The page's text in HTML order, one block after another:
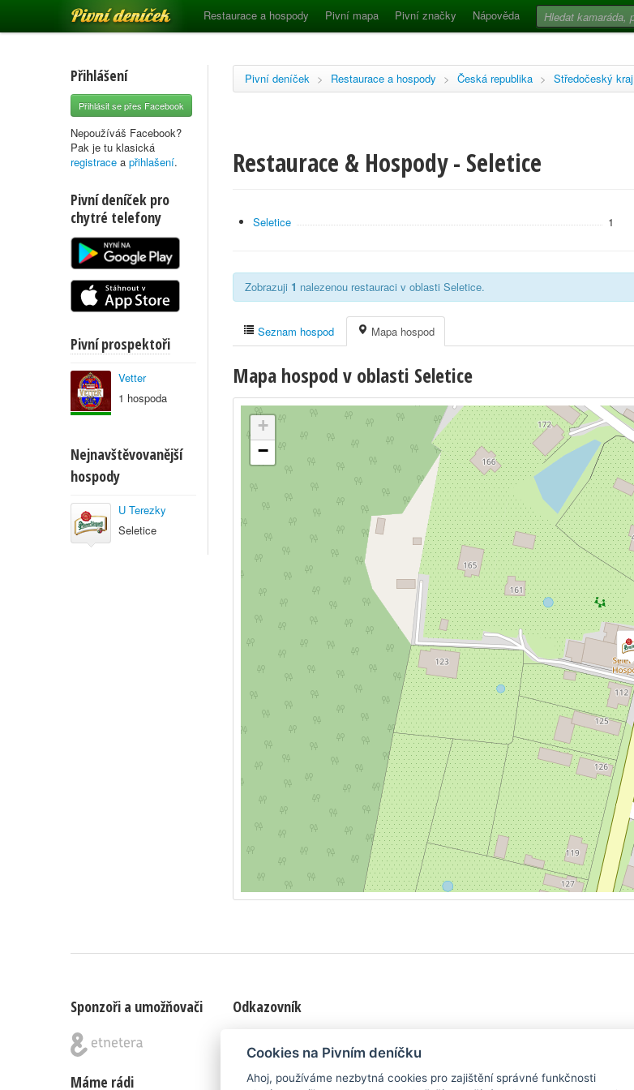
Pivní deníček Restaurace a hospody Pivní mapa Pivní značky Nápověda
Přihlášení
Přihlásit se přes Facebook
Nepoužíváš Facebook?
Pak je tu klasická
registrace a přihlašení.
Pivní deníček pro
chytré telefony
Pivní prospektoři
Vetter
1 hospoda
Nejnavštěvovanější
hospody
U Terezky
Seletice
Pivní deníček > Restaurace a hospody > Česká republika > Středočeský kraj
Restaurace & Hospody - Seletice
Seletice 1
Zobrazuji 1 nalezenou restauraci v oblasti Seletice.
Seznam hospod Mapa hospod
Mapa hospod v oblasti Seletice
+
−
Sponzoři a umožňovači Odkazovník
Blog| Nápady & připomínky | Aplikace pro
Máme rádi Poznámka pod čarou
Cookies na Pivním deníčku
Ahoj, používáme nezbytná cookies pro zajištění správné funkčnosti